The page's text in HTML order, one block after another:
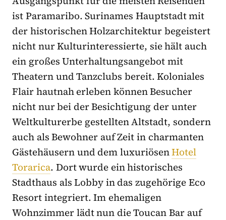
ist Paramaribo. Surinames Hauptstadt mit
der historischen Holzarchitektur begeistert
nicht nur Kulturinteressierte, sie hält auch
ein großes Unterhaltungsangebot mit
Theatern und Tanzclubs bereit. Koloniales
Flair hautnah erleben können Besucher
nicht nur bei der Besichtigung der unter
Weltkulturerbe gestellten Altstadt, sondern
auch als Bewohner auf Zeit in charmanten
Gästehäusern und dem luxuriösenHotel
Torarica. Dort wurde ein historisches
Stadthaus als Lobby in das zugehörige Eco
Resort integriert. Im ehemaligen
Wohnzimmer lädt nun die Toucan Bar auf